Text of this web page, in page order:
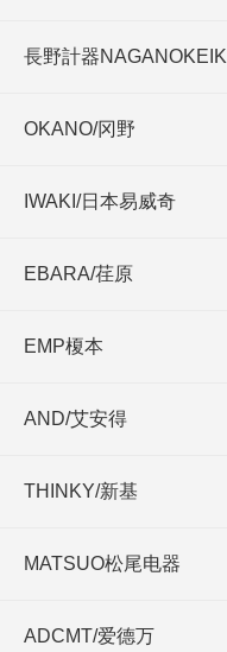
長野計器NAGANOKEIKI
OKANO/冈野
IWAKI/日本易威奇
EBARA/荏原
EMP榎本
AND/艾安得
THINKY/新基
MATSUO松尾电器
ADCMT/爱德万